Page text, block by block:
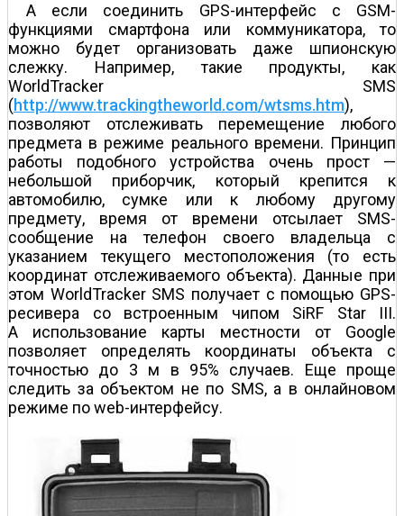
А если соединить GPS-интерфейс с GSM-
функциями смартфона или коммуникатора, то
можно будет организовать даже шпионскую
слежку. Например, такие продукты, как
WorldTracker SMS
(http://www.trackingtheworld.com/wtsms.htm),
позволяют отслеживать перемещение любого
предмета в режиме реального времени. Принцип
работы подобного устройства очень прост —
небольшой приборчик, который крепится к
автомобилю, сумке или к любому другому
предмету, время от времени отсылает SMS-
сообщение на телефон своего владельца с
указанием текущего местоположения (то есть
координат отслеживаемого объекта). Данные при
этом WorldTracker SMS получает с помощью GPS-
ресивера со встроенным чипом SiRF Star III.
А использование карты местности от Google
позволяет определять координаты объекта с
точностью до 3 м в 95% случаев. Еще проще
следить за объектом не по SMS, а в онлайновом
режиме по web-интерфейсу.